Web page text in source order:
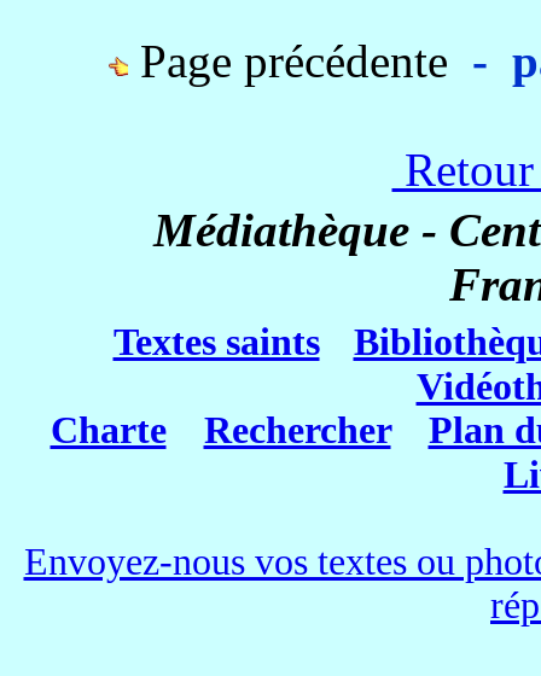
Page précédente -
Médiathèque -
Textes saints
Charte
Rechercher
Plan
Envoyez-nous vos textes ou